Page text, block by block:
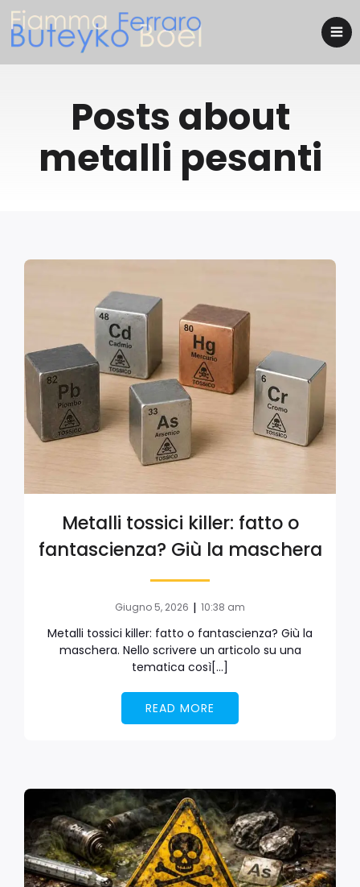
Posts about
metalli pesanti
Metalli tossici killer: fatto o
fantascienza? Giù la maschera
Giugno 5, 2026 | 10:38 am
Metalli tossici killer: fatto o fantascienza? Giù la
maschera. Nello scrivere un articolo su una
tematica così[…]
READ MORE